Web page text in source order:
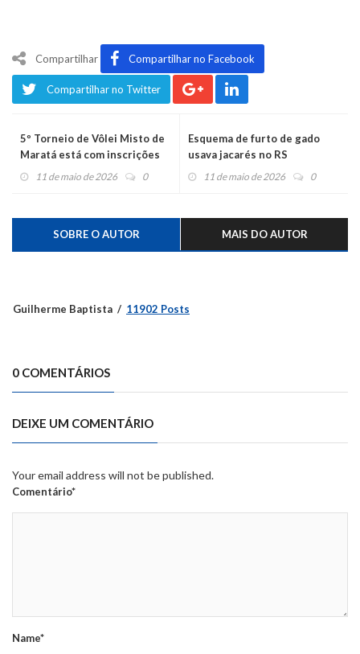
Compartilhar Compartilhar no Facebook
Compartilhar no Twitter
5º Torneio de Vôlei Misto de
Maratá está com inscrições
abertas11 de maio de 2026 0
Esquema de furto de gado
usava jacarés no RS
11 de maio de 2026 0
SOBRE O AUTOR MAIS DO AUTOR
Guilherme Baptista 11902 Posts
0 COMENTÁRIOS
DEIXE UM COMENTÁRIO
Your email address will not be published.
Comentário*
Name*